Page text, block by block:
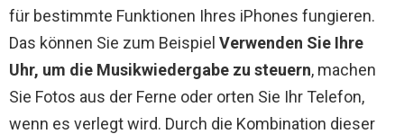
für bestimmte Funktionen Ihres iPhones fungieren.
Das können Sie zum Beispiel Verwenden Sie Ihre
Uhr, um die Musikwiedergabe zu steuern, machen
Sie Fotos aus der Ferne oder orten Sie Ihr Telefon,
wenn es verlegt wird. Durch die Kombination dieser